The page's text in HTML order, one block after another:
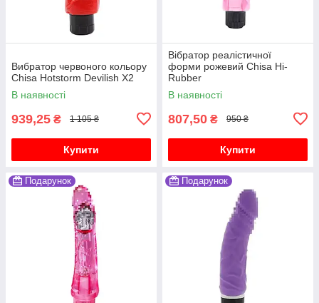
Вибратор червоного кольору
Chisa Hotstorm Devilish X2
В наявності
939,25 ₴ 1 105 ₴
Купити
Вібратор реалістичної
форми рожевий Chisa Hi-
Rubber
В наявності
807,50 ₴ 950 ₴
Купити
Подарунок Подарунок